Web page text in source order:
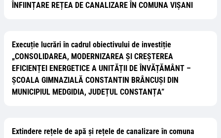
ÎNFIINȚARE REȚEA DE CANALIZARE ÎN COMUNA VIȘANI
Execuție lucrări în cadrul obiectivului de investiție
„CONSOLIDAREA, MODERNIZAREA ȘI CREȘTEREA
EFICIENȚEI ENERGETICE A UNITĂȚII DE ÎNVĂȚĂMÂNT –
ȘCOALA GIMNAZIALĂ CONSTANTIN BRÂNCUȘI DIN
MUNICIPIUL MEDGIDIA, JUDEȚUL CONSTANȚA”
Extindere rețele de apă și rețele de canalizare în comuna